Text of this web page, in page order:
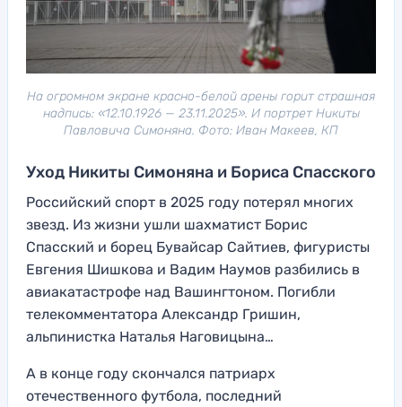
На огромном экране красно-белой арены горит страшная
надпись: «12.10.1926 — 23.11.2025». И портрет Никиты
Павловича Симоняна. Фото: Иван Макеев, КП
Уход Никиты Симоняна и Бориса Спасского
Российский спорт в 2025 году потерял многих
звезд. Из жизни ушли шахматист Борис
Спасский и борец Бувайсар Сайтиев, фигуристы
Евгения Шишкова и Вадим Наумов разбились в
авиакатастрофе над Вашингтоном. Погибли
телекомментатора Александр Гришин,
альпинистка Наталья Наговицына…
А в конце году скончался патриарх
отечественного футбола, последний